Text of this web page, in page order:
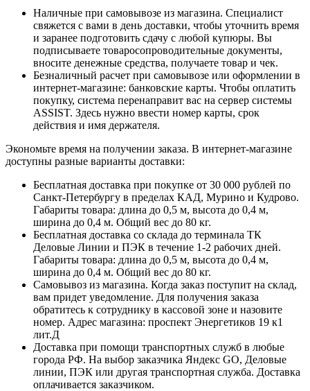
Наличные при самовывозе из магазина. Специалист
свяжется с вами в день доставки, чтобы уточнить время
и заранее подготовить сдачу с любой купюры. Вы
подписываете товаросопроводительные документы,
вносите денежные средства, получаете товар и чек.
Безналичный расчет при самовывозе или оформлении в
интернет-магазине: банковские карты. Чтобы оплатить
покупку, система перенаправит вас на сервер системы
ASSIST. Здесь нужно ввести номер карты, срок
действия и имя держателя.
Экономьте время на получении заказа. В интернет-магазине
доступны разные варианты доставки:
Бесплатная доставка при покупке от 30 000 рублей по
Санкт-Петербургу в пределах КАД, Мурино и Кудрово.
Габариты товара: длина до 0,5 м, высота до 0,4 м,
ширина до 0,4 м. Общий вес до 80 кг.
Бесплатная доставка со склада до терминала ТК
Деловые Линии и ПЭК в течение 1-2 рабочих дней.
Габариты товара: длина до 0,5 м, высота до 0,4 м,
ширина до 0,4 м. Общий вес до 80 кг.
Самовывоз из магазина. Когда заказ поступит на склад,
вам придет уведомление. Для получения заказа
обратитесь к сотруднику в кассовой зоне и назовите
номер. Адрес магазина: проспект Энергетиков 19 к1
лит.Д
Доставка при помощи транспортных служб в любые
города РФ. На выбор заказчика Яндекс GO, Деловые
линии, ПЭК или другая транспортная служба. Доставка
оплачивается заказчиком.